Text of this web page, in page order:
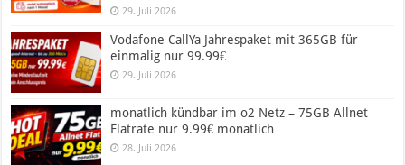
29. Juli 2026
Vodafone CallYa Jahrespaket mit 365GB für
einmalig nur 99.99€
29. Juli 2026
monatlich kündbar im o2 Netz – 75GB Allnet
Flatrate nur 9.99€ monatlich
28. Juli 2026